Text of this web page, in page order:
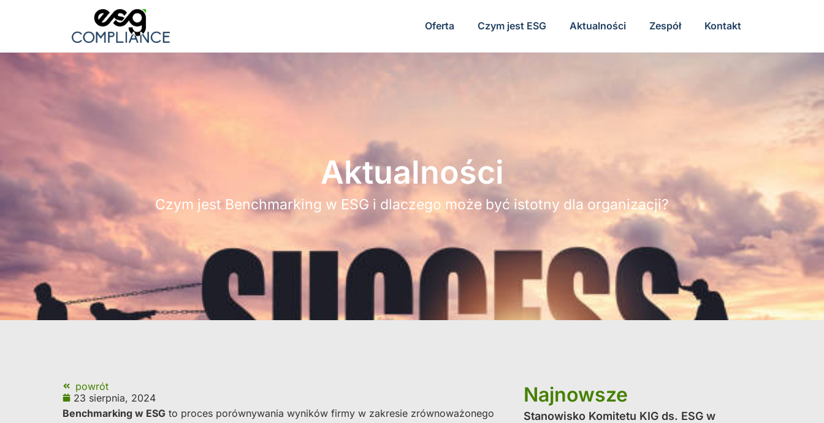
Oferta Czym jest ESG Aktualności Zespół Kontakt
Aktualności
Czym jest Benchmarking w ESG i dlaczego może być istotny dla organizacji?
powrót
23 sierpnia, 2024
Benchmarking w ESG to proces porównywania wyników firmy w zakresie zrównoważonego
Najnowsze
Stanowisko Komitetu KIG ds. ESG w